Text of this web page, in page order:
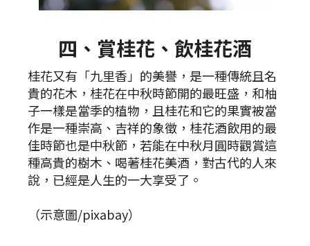
四、賞桂花、飲桂花酒
桂花又有「九里香」的美譽，是一種傳統且名
貴的花木，桂花在中秋時節開的最旺盛，和柚
子一樣是當季的植物，且桂花和它的果實被當
作是一種崇高、吉祥的象徵，桂花酒飲用的最
佳時節也是中秋節，若能在中秋月圓時觀賞這
種高貴的樹木、喝著桂花美酒，對古代的人來
說，已經是人生的一大享受了。
（示意圖/pixabay）